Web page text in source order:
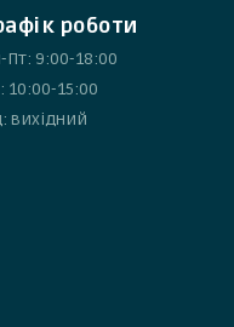
роботи
Пт: 9:00-18:00
10:00-15:00
вихідний